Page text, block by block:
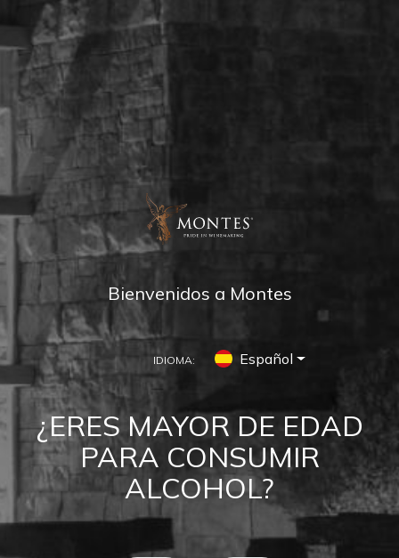
Bienvenidos a Montes
IDIOMA: Español
¿ERES MAYOR DE EDAD
PARA CONSUMIR
ALCOHOL?
BIBLIOTECA MONTES